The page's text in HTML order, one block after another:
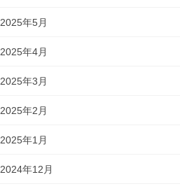
2025年5月
2025年4月
2025年3月
2025年2月
2025年1月
2024年12月